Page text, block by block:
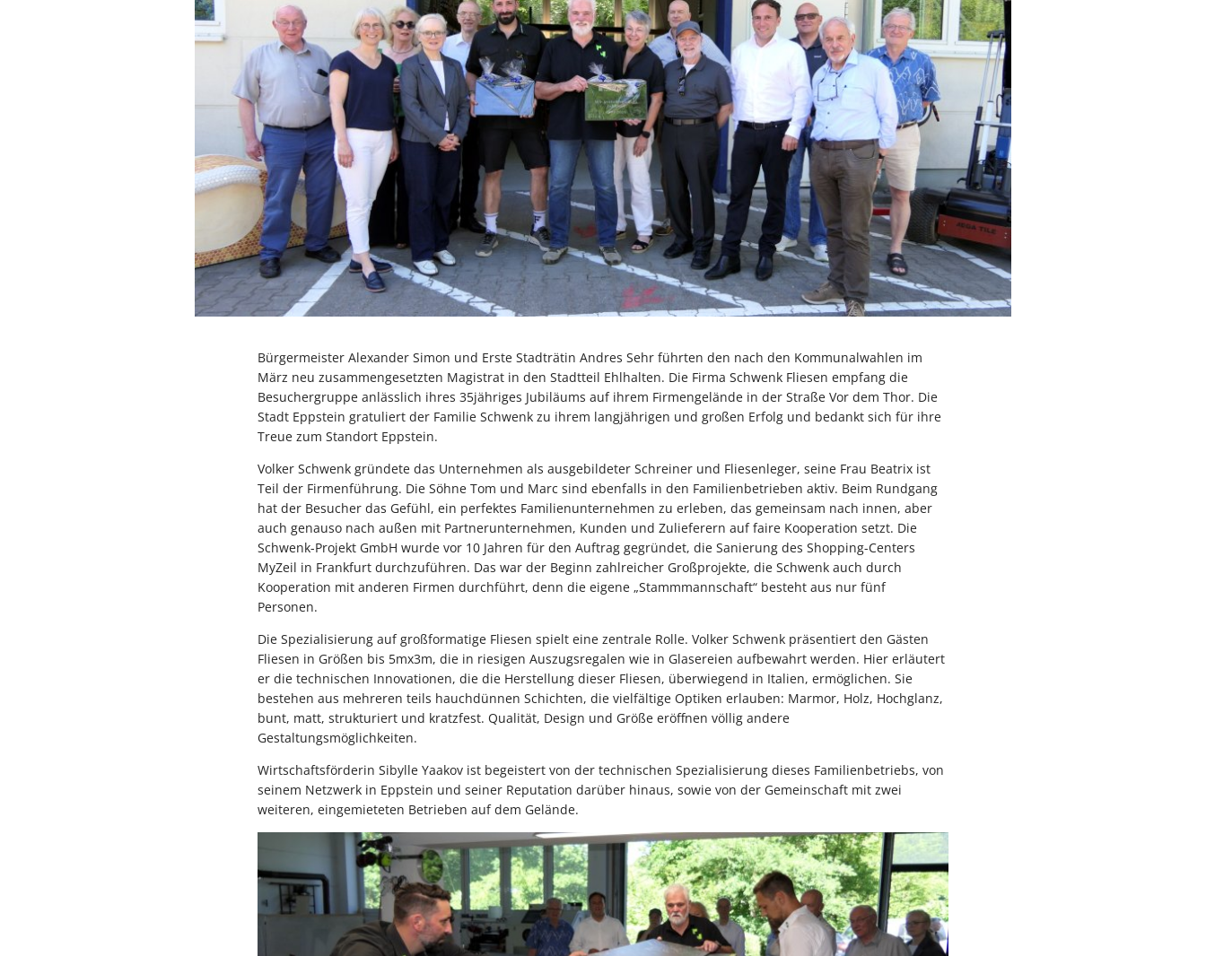
Bürgermeister Alexander Simon und Erste Stadträtin Andres Sehr führten den nach den Kommunalwahlen im
März neu zusammengesetzten Magistrat in den Stadtteil Ehlhalten. Die Firma Schwenk Fliesen empfang die
Besuchergruppe anlässlich ihres 35jähriges Jubiläums auf ihrem Firmengelände in der Straße Vor dem Thor. Die
Stadt Eppstein gratuliert der Familie Schwenk zu ihrem langjährigen und großen Erfolg und bedankt sich für ihre
Treue zum Standort Eppstein.
Volker Schwenk gründete das Unternehmen als ausgebildeter Schreiner und Fliesenleger, seine Frau Beatrix ist
Teil der Firmenführung. Die Söhne Tom und Marc sind ebenfalls in den Familienbetrieben aktiv. Beim Rundgang
hat der Besucher das Gefühl, ein perfektes Familienunternehmen zu erleben, das gemeinsam nach innen, aber
auch genauso nach außen mit Partnerunternehmen, Kunden und Zulieferern auf faire Kooperation setzt. Die
Schwenk-Projekt GmbH wurde vor 10 Jahren für den Auftrag gegründet, die Sanierung des Shopping-Centers
MyZeil in Frankfurt durchzuführen. Das war der Beginn zahlreicher Großprojekte, die Schwenk auch durch
Kooperation mit anderen Firmen durchführt, denn die eigene „Stammmannschaft“ besteht aus nur fünf
Personen.
Die Spezialisierung auf großformatige Fliesen spielt eine zentrale Rolle. Volker Schwenk präsentiert den Gästen
Fliesen in Größen bis 5mx3m, die in riesigen Auszugsregalen wie in Glasereien aufbewahrt werden. Hier erläutert
er die technischen Innovationen, die die Herstellung dieser Fliesen, überwiegend in Italien, ermöglichen. Sie
bestehen aus mehreren teils hauchdünnen Schichten, die vielfältige Optiken erlauben: Marmor, Holz, Hochglanz,
bunt, matt, strukturiert und kratzfest. Qualität, Design und Größe eröffnen völlig andere
Gestaltungsmöglichkeiten.
Wirtschaftsförderin Sibylle Yaakov ist begeistert von der technischen Spezialisierung dieses Familienbetriebs, von
seinem Netzwerk in Eppstein und seiner Reputation darüber hinaus, sowie von der Gemeinschaft mit zwei
weiteren, eingemieteten Betrieben auf dem Gelände.